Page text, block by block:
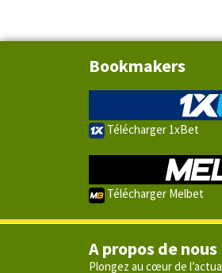
Bookmakers
Télécharger 1xBet
Télécharger Melbet
A propos de nous
Plongez au cœur de